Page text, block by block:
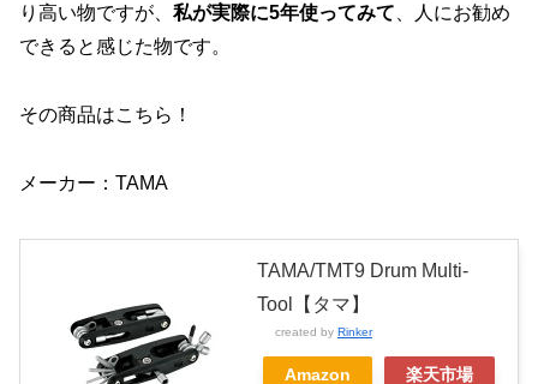
り高い物ですが、 私が実際に5年使ってみて、人にお勧め
できると感じた物です。
その商品はこちら！
メーカー：TAMA
TAMA/TMT9 Drum Multi-
Tool【タマ】
created by Rinker
Amazon 楽天市場